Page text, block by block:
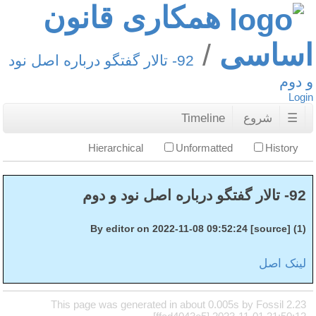
همکاری قانون
اساسی
92- تالار گفتگو درباره اصل نود
و دوم
Login
☰ شروع Timeline
Hierarchical Unformatted History
92- تالار گفتگو درباره اصل نود و دوم
(1) By editor on 2022-11-08 09:52:24 [source]
لینک اصل
This page was generated in about 0.005s by Fossil 2.23